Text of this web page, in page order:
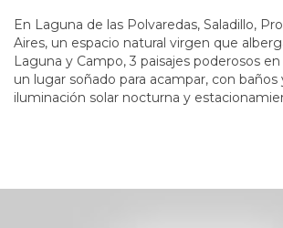
En Laguna de las Polvaredas, Saladillo,
Aires, un espacio natural virgen que
Laguna y Campo, 3 paisajes poderosos
un lugar soñado para acampar, con baños
iluminación solar nocturna y